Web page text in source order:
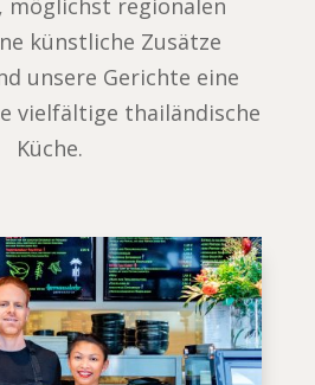
möglichst regionalen
künstliche Zusätze
unsere Gerichte eine
vielfältige thailändische
Küche.